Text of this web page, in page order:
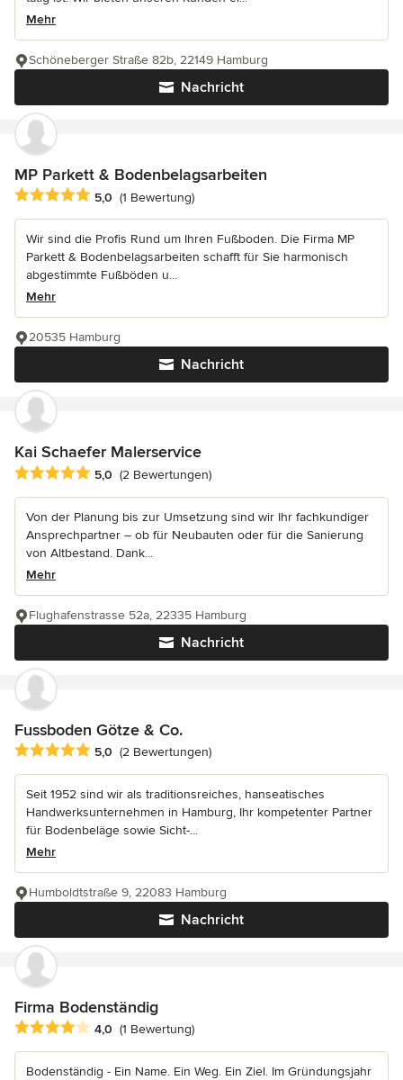
Mehr
Nachricht
Schöneberger Straße 82b, 22149 Hamburg
MP Parkett & Bodenbelagsarbeiten
Durchschnittliche Bewertung: 5 von 5 Sternen
5,0 (1 Bewertung)
Wir sind die Profis Rund um Ihren Fußboden. Die Firma MP
Parkett & Bodenbelagsarbeiten schafft für Sie harmonisch
abgestimmte Fußböden u...
Mehr
Nachricht
20535 Hamburg
Kai Schaefer Malerservice
Durchschnittliche Bewertung: 5 von 5 Sternen
5,0 (2 Bewertungen)
Von der Planung bis zur Umsetzung sind wir Ihr fachkundiger
Ansprechpartner – ob für Neubauten oder für die Sanierung
von Altbestand. Dank...
Mehr
Nachricht
Flughafenstrasse 52a, 22335 Hamburg
Fussboden Götze & Co.
Durchschnittliche Bewertung: 5 von 5 Sternen
5,0 (2 Bewertungen)
Seit 1952 sind wir als traditionsreiches, hanseatisches
Handwerksunternehmen in Hamburg, Ihr kompetenter Partner
für Bodenbeläge sowie Sicht-...
Mehr
Nachricht
Humboldtstraße 9, 22083 Hamburg
Firma Bodenständig
Durchschnittliche Bewertung: 4 von 5 Sternen
4,0 (1 Bewertung)
Bodenständig - Ein Name. Ein Weg. Ein Ziel. Im Gründungsjahr